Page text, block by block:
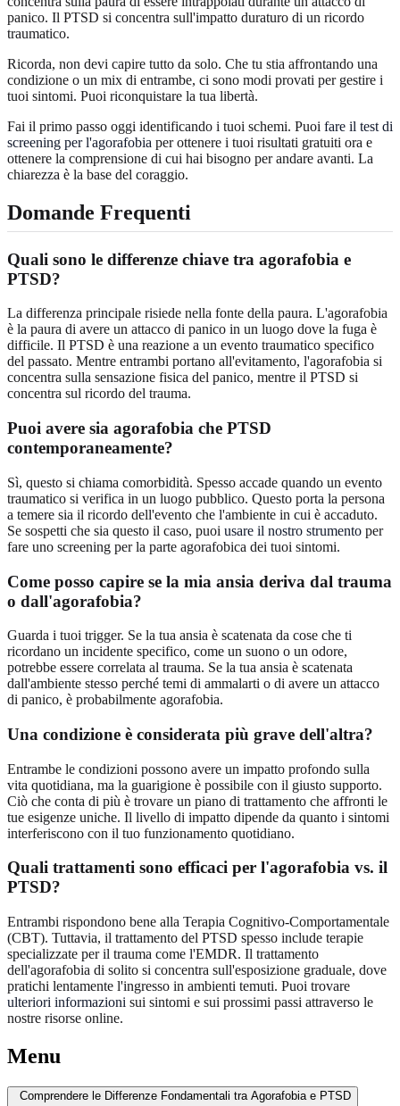
panico. Il PTSD si concentra sull'impatto duraturo di un ricordo
traumatico.
Ricorda, non devi capire tutto da solo. Che tu stia affrontando una
condizione o un mix di entrambe, ci sono modi provati per gestire i
tuoi sintomi. Puoi riconquistare la tua libertà.
Fai il primo passo oggi identificando i tuoi schemi. Puoi fare il test di
screening per l'agorafobia per ottenere i tuoi risultati gratuiti ora e
ottenere la comprensione di cui hai bisogno per andare avanti. La
chiarezza è la base del coraggio.
Domande Frequenti
Quali sono le differenze chiave tra agorafobia e
PTSD?
La differenza principale risiede nella fonte della paura. L'agorafobia
è la paura di avere un attacco di panico in un luogo dove la fuga è
difficile. Il PTSD è una reazione a un evento traumatico specifico
del passato. Mentre entrambi portano all'evitamento, l'agorafobia si
concentra sulla sensazione fisica del panico, mentre il PTSD si
concentra sul ricordo del trauma.
Puoi avere sia agorafobia che PTSD
contemporaneamente?
Sì, questo si chiama comorbidità. Spesso accade quando un evento
traumatico si verifica in un luogo pubblico. Questo porta la persona
a temere sia il ricordo dell'evento che l'ambiente in cui è accaduto.
Se sospetti che sia questo il caso, puoi usare il nostro strumento per
fare uno screening per la parte agorafobica dei tuoi sintomi.
Come posso capire se la mia ansia deriva dal trauma
o dall'agorafobia?
Guarda i tuoi trigger. Se la tua ansia è scatenata da cose che ti
ricordano un incidente specifico, come un suono o un odore,
potrebbe essere correlata al trauma. Se la tua ansia è scatenata
dall'ambiente stesso perché temi di ammalarti o di avere un attacco
di panico, è probabilmente agorafobia.
Una condizione è considerata più grave dell'altra?
Entrambe le condizioni possono avere un impatto profondo sulla
vita quotidiana, ma la guarigione è possibile con il giusto supporto.
Ciò che conta di più è trovare un piano di trattamento che affronti le
tue esigenze uniche. Il livello di impatto dipende da quanto i sintomi
interferiscono con il tuo funzionamento quotidiano.
Quali trattamenti sono efficaci per l'agorafobia vs. il
PTSD?
Entrambi rispondono bene alla Terapia Cognitivo-Comportamentale
(CBT). Tuttavia, il trattamento del PTSD spesso include terapie
specializzate per il trauma come l'EMDR. Il trattamento
dell'agorafobia di solito si concentra sull'esposizione graduale, dove
pratichi lentamente l'ingresso in ambienti temuti. Puoi trovare
ulteriori informazioni sui sintomi e sui prossimi passi attraverso le
nostre risorse online.
Menu
Comprendere le Differenze Fondamentali tra Agorafobia e PTSD